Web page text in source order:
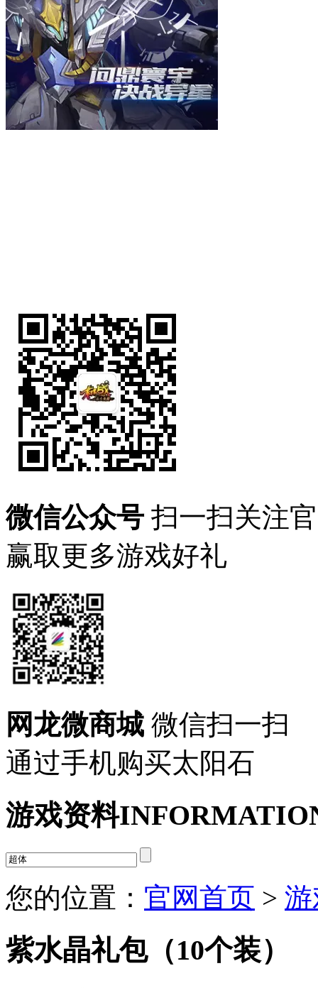
微信公众号 扫一扫关注
赢取更多游戏好礼
网龙微商城 微信扫一扫
通过手机购买太阳石
游戏资料
您的位置： 官网首页 >
紫水晶礼包（10个装）